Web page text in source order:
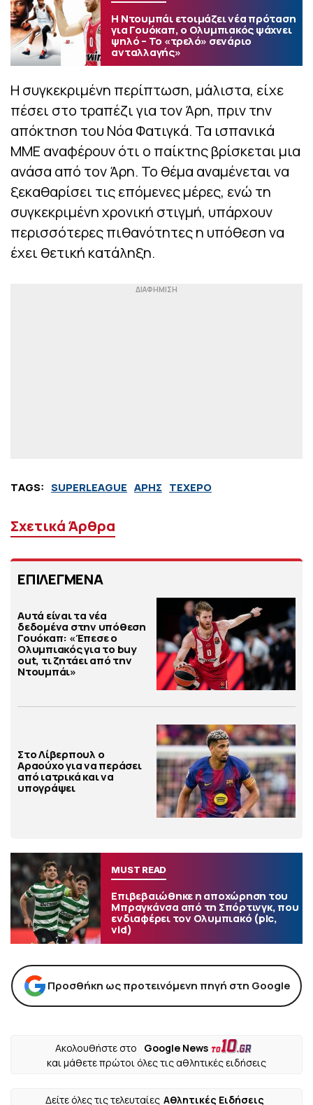
Η Ντουμπάι ετοιμάζει νέα πρόταση
για Γουόκαπ, ο Ολυμπιακός ψάχνει
ψηλό – Το «τρελό» σενάριο
ανταλλαγής»
Η συγκεκριμένη περίπτωση, μάλιστα, είχε
πέσει στο τραπέζι για τον Άρη, πριν την
απόκτηση του Νόα Φατιγκά. Τα ισπανικά
ΜΜΕ αναφέρουν ότι ο παίκτης βρίσκεται μια
ανάσα από τον Άρη. Το θέμα αναμένεται να
ξεκαθαρίσει τις επόμενες μέρες, ενώ τη
συγκεκριμένη χρονική στιγμή, υπάρχουν
περισσότερες πιθανότητες η υπόθεση να
έχει θετική κατάληξη.
TAGS: SUPERLEAGUE ΑΡΗΣ ΤΕΧΕΡΟ
Σχετικά Άρθρα
ΕΠΙΛΕΓΜΕΝΑ
Αυτά είναι τα νέα
δεδομένα στην υπόθεση
Γουόκαπ: «Έπεσε ο
Ολυμπιακός για το buy
out, τι ζητάει από την
Ντουμπάι»
Στο Λίβερπουλ ο
Αραούχο για να περάσει
από ιατρικά και να
υπογράψει
MUST READ
Επιβεβαιώθηκε η αποχώρηση του
Μπραγκάνσα από τη Σπόρτινγκ, που
ενδιαφέρει τον Ολυμπιακό (pic,
vid)
Προσθήκη ως προτεινόμενη πηγή στη Google
Ακολουθήστε στο
Google News
και μάθετε πρώτοι όλες τις αθλητικές ειδήσεις
Δείτε όλες τις τελευταίες Αθλητικές Ειδήσεις